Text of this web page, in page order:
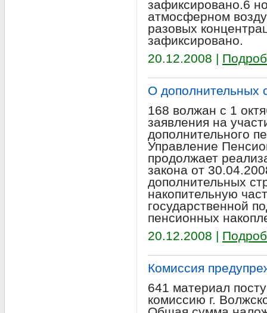
зафиксировано.6
атмосферном
разовых
зафиксировано.
20.12.2008 |
О дополнительных
168 волжан с 1
заявления на
дополнительного
Управление
продолжает
закона от
дополнительных
накопительную
государственной
пенсионных
20.12.2008 |
Комиссия
641 материал
комиссию г.